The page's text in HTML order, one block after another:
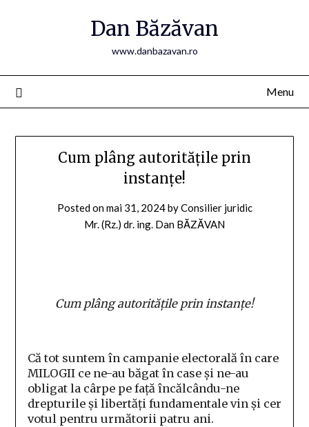
Dan Băzăvan
www.danbazavan.ro
Menu
Cum plâng autoritățile prin
instanțe!
Posted onmai 31, 2024byConsilier juridic
Mr. (Rz.) dr. ing. Dan BĂZĂVAN
Cum plâng autoritățile prin instanțe!
Că tot suntem în campanie electorală în care
MILOGII ce ne-au băgat în case și ne-au
obligat la cârpe pe față încălcându-ne
drepturile și libertăți fundamentale vin și cer
votul pentru următorii patru ani.